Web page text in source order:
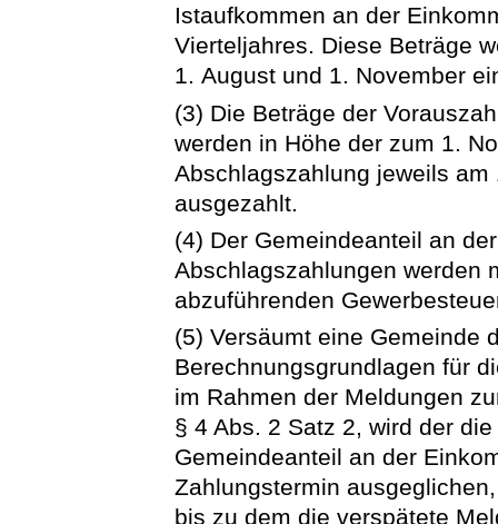
Istaufkommen an der
Vierteljahres. Diese Beträge
1. August und 1. November
(3) Die Beträge der
werden in Höhe der zum 1.
Abschlagszahlung jeweils
ausgezahlt.
(4) Der Gemeindeanteil an
Abschlagszahlungen werden
abzuführenden
(5) Versäumt eine Gemeinde
Berechnungsgrundlagen für
im Rahmen der Meldungen
§ 4 Abs. 2 Satz 2, wird der
Gemeindeanteil an der
Zahlungstermin
bis zu dem die verspätete